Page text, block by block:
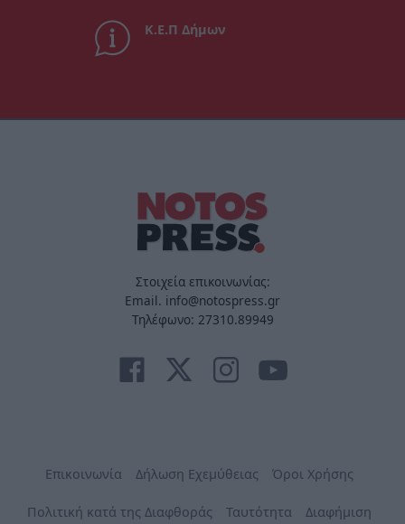
Κ.Ε.Π Δήμων
Στοιχεία επικοινωνίας:
Email. info@notospress.gr
Τηλέφωνο: 27310.89949
Επικοινωνία Δήλωση Εχεμύθειας Όροι Χρήσης
Πολιτική κατά της Διαφθοράς Ταυτότητα Διαφήμιση